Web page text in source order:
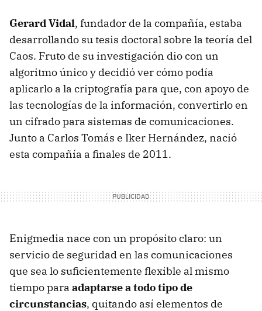
Gerard Vidal, fundador de la compañía, estaba
desarrollando su tesis doctoral sobre la teoría del
Caos. Fruto de su investigación dio con un
algoritmo único y decidió ver cómo podía
aplicarlo a la criptografía para que, con apoyo de
las tecnologías de la información, convertirlo en
un cifrado para sistemas de comunicaciones.
Junto a Carlos Tomás e Iker Hernández, nació
esta compañía a finales de 2011.
Enigmedia nace con un propósito claro: un
servicio de seguridad en las comunicaciones
que sea lo suficientemente flexible al mismo
tiempo para adaptarse a todo tipo de
circunstancias, quitando así elementos de